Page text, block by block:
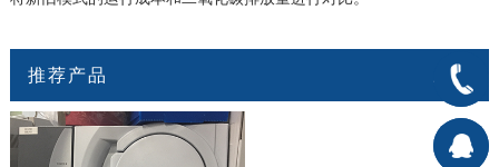
推荐产品 400-
666-
在线客